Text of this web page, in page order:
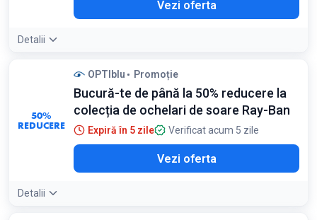
Vezi oferta
Detalii
50%
REDUCERE
OPTIblu Promoție
Bucură-te de până la 50% reducere la
colecția de ochelari de soare Ray-Ban
Expiră în 5 zile Verificat acum 5 zile
Vezi oferta
Detalii